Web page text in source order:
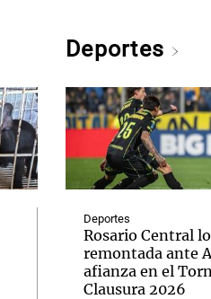
Deportes
Deportes
Rosario Central
remontada ante
afianza en el
Clausura 2026